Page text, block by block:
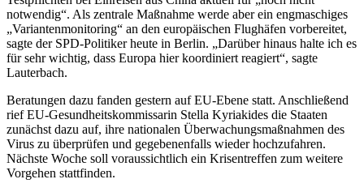
notwendig“. Als zentrale Maßnahme werde aber ein engmaschiges
„Variantenmonitoring“ an den europäischen Flughäfen vorbereitet,
sagte der SPD-Politiker heute in Berlin. „Darüber hinaus halte ich es
für sehr wichtig, dass Europa hier koordiniert reagiert“, sagte
Lauterbach.
Beratungen dazu fanden gestern auf EU-Ebene statt. Anschließend
rief EU-Gesundheitskommissarin Stella Kyriakides die Staaten
zunächst dazu auf, ihre nationalen Überwachungsmaßnahmen des
Virus zu überprüfen und gegebenenfalls wieder hochzufahren.
Nächste Woche soll voraussichtlich ein Krisentreffen zum weitere
Vorgehen stattfinden.